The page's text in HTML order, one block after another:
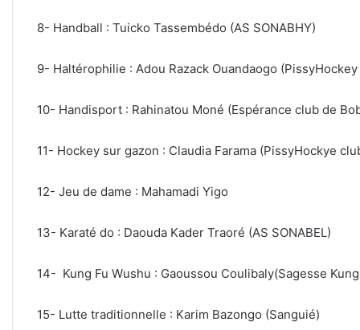
8- Handball : Tuicko Tassembédo (AS SONABHY)
9- Haltérophilie : Adou Razack Ouandaogo
10- Handisport : Rahinatou Moné (Espérance club de
11- Hockey sur gazon : Claudia Farama (PissyHockye
12- Jeu de dame : Mahamadi Yigo
13- Karaté do : Daouda Kader Traoré (AS SONABEL)
14- Kung Fu Wushu : Gaoussou Coulibaly(Sagesse
15- Lutte traditionnelle : Karim Bazongo (Sanguié)